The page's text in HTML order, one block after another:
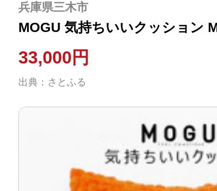
兵庫県三木市
MOGU 気持ちいいクッション
33,000円
出典：さとふる